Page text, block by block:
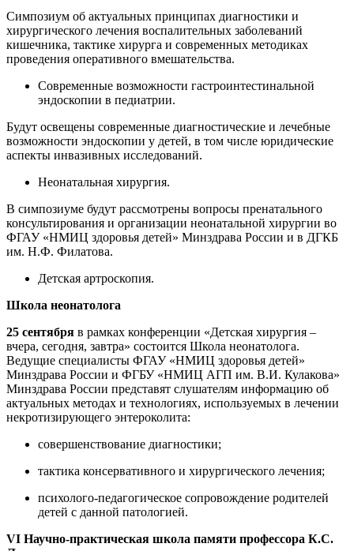
Симпозиум об актуальных принципах диагностики и
хирургического лечения воспалительных заболеваний
кишечника, тактике хирурга и современных методиках
проведения оперативного вмешательства.
Современные возможности гастроинтестинальной
эндоскопии в педиатрии.
Будут освещены современные диагностические и лечебные
возможности эндоскопии у детей, в том числе юридические
аспекты инвазивных исследований.
Неонатальная хирургия.
В симпозиуме будут рассмотрены вопросы пренатального
консультирования и организации неонатальной хирургии во
ФГАУ «НМИЦ здоровья детей» Минздрава России и в ДГКБ
им. Н.Ф. Филатова.
Детская артроскопия.
Школа неонатолога
25 сентября в рамках конференции «Детская хирургия –
вчера, сегодня, завтра» состоится Школа неонатолога.
Ведущие специалисты ФГАУ «НМИЦ здоровья детей»
Минздрава России и ФГБУ «НМИЦ АГП им. В.И. Кулакова»
Минздрава России представят слушателям информацию об
актуальных методах и технологиях, используемых в лечении
некротизирующего энтероколита:
совершенствование диагностики;
тактика консервативного и хирургического лечения;
психолого-педагогическое сопровождение родителей
детей с данной патологией.
VI Научно-практическая школа памяти профессора К.С.